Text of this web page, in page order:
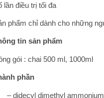
lần điều trị tối đa
phẩm chỉ dành cho những
tin sản phẩm
gói : chai 500 ml, 1000ml
phần
didecyl dimethyl